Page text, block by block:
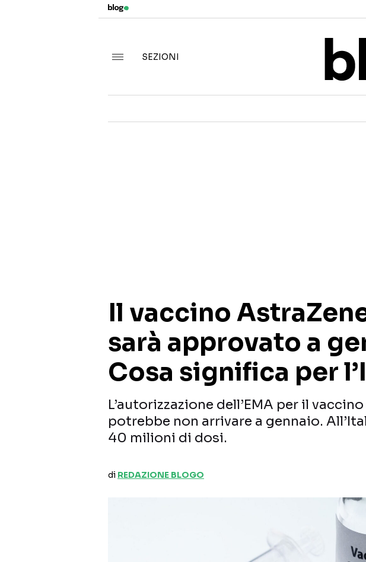
SEZIONI
Il vaccino
sarà approvato a
Cosa significa per
L’autorizzazione dell’EMA per il
potrebbe non arrivare a gennaio.
40 milioni di dosi.
di REDAZIONE BLOGO